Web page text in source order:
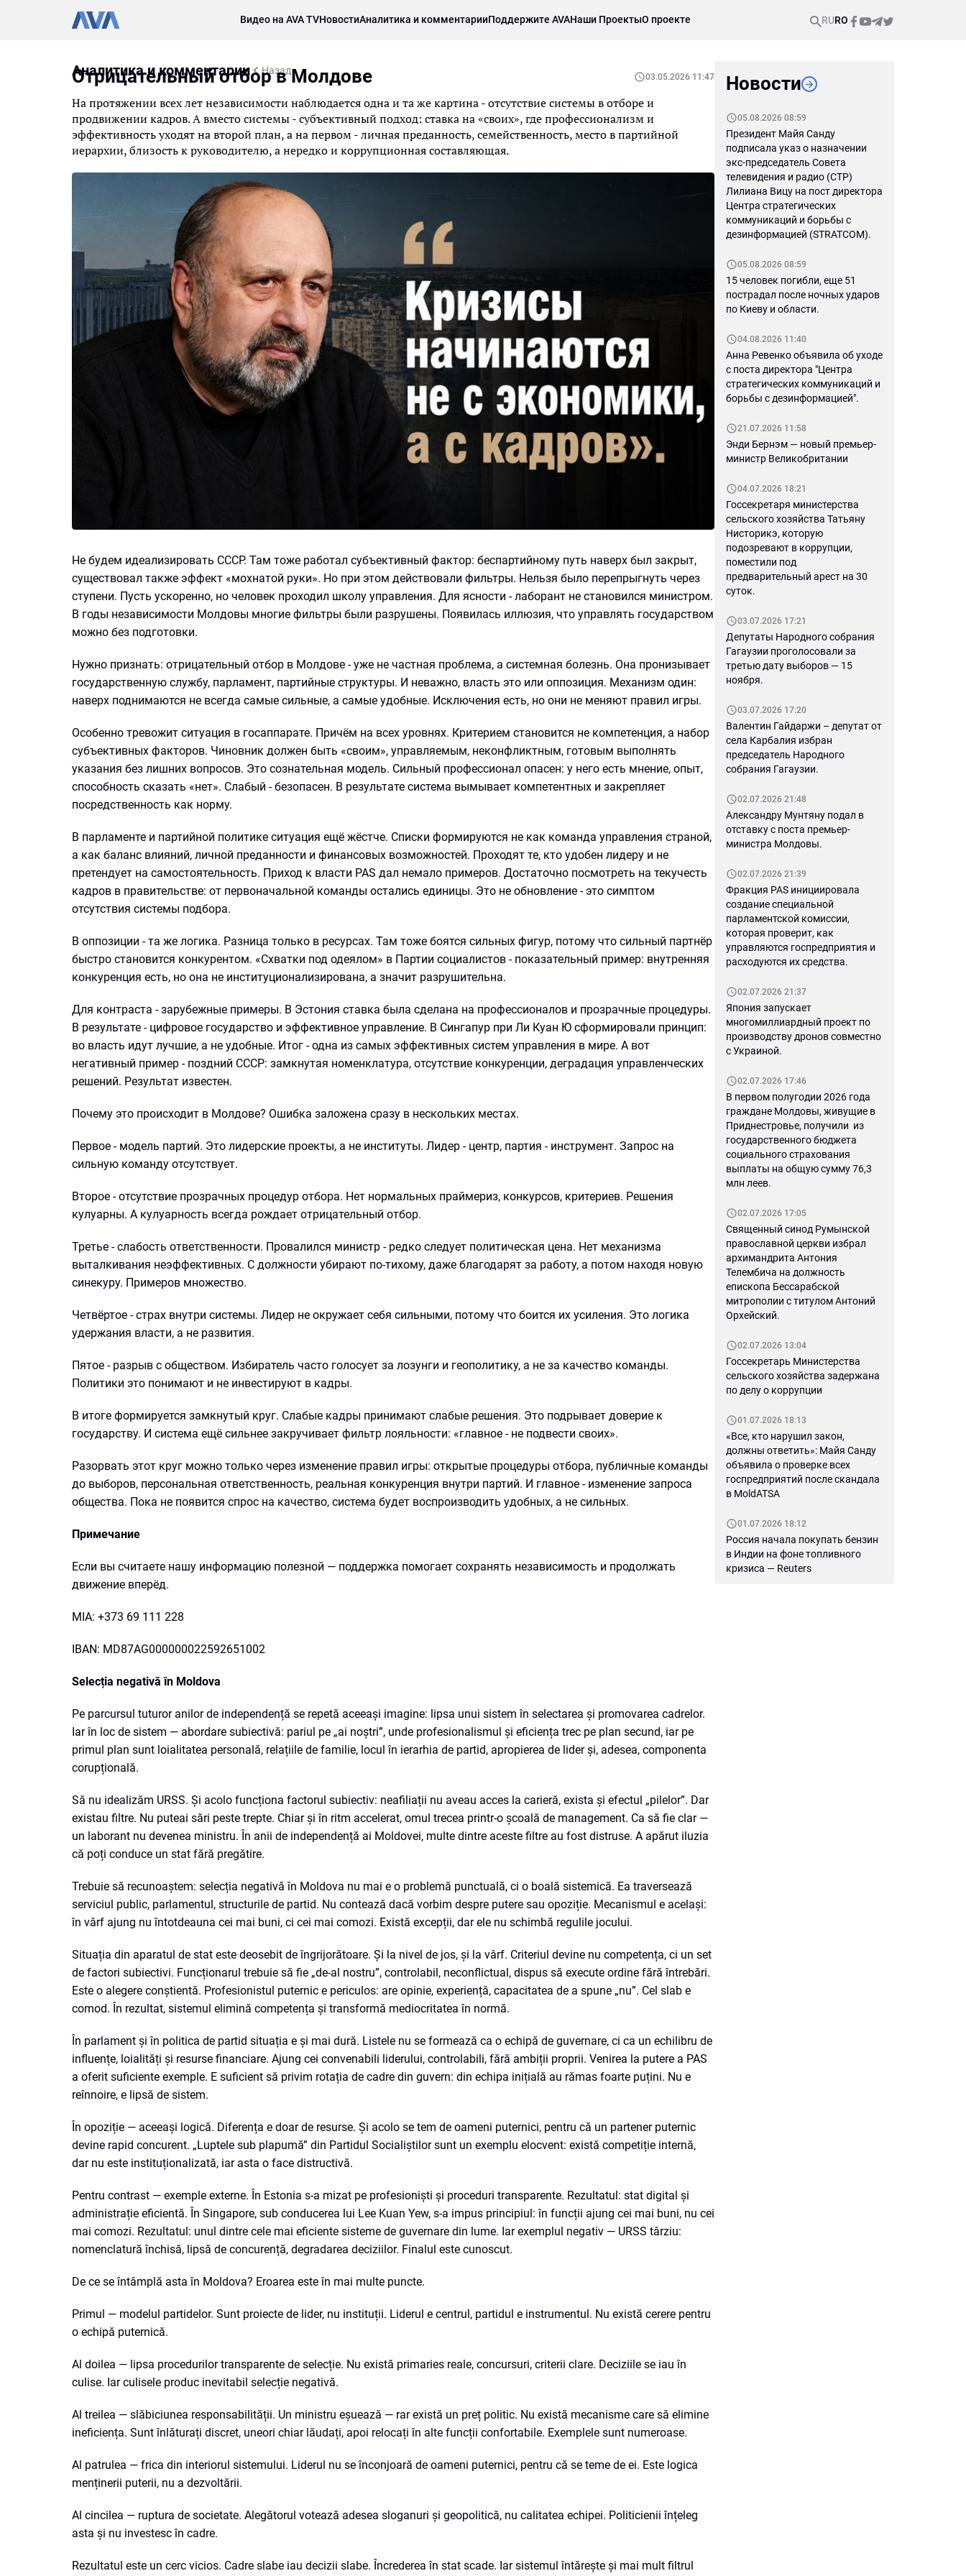
Видео на AVA TVНовостиАналитика и комментарииПоддержите AVAНаши ПроектыО проекте RURO
Аналитика и комментарии Назад
Отрицательный отбор в Молдове 03.05.2026 11:47
На протяжении всех лет независимости наблюдается одна и та же картина - отсутствие системы в отборе и
продвижении кадров. А вместо системы - субъективный подход: ставка на «своих», где профессионализм и
эффективность уходят на второй план, а на первом - личная преданность, семейственность, место в партийной
иерархии, близость к руководителю, а нередко и коррупционная составляющая.
Не будем идеализировать СССР. Там тоже работал субъективный фактор: беспартийному путь наверх был закрыт,
существовал также эффект «мохнатой руки». Но при этом действовали фильтры. Нельзя было перепрыгнуть через
ступени. Пусть ускоренно, но человек проходил школу управления. Для ясности - лаборант не становился министром.
В годы независимости Молдовы многие фильтры были разрушены. Появилась иллюзия, что управлять государством
можно без подготовки.
Нужно признать: отрицательный отбор в Молдове - уже не частная проблема, а системная болезнь. Она пронизывает
государственную службу, парламент, партийные структуры. И неважно, власть это или оппозиция. Механизм один:
наверх поднимаются не всегда самые сильные, а самые удобные. Исключения есть, но они не меняют правил игры.
Особенно тревожит ситуация в госаппарате. Причём на всех уровнях. Критерием становится не компетенция, а набор
субъективных факторов. Чиновник должен быть «своим», управляемым, неконфликтным, готовым выполнять
указания без лишних вопросов. Это сознательная модель. Сильный профессионал опасен: у него есть мнение, опыт,
способность сказать «нет». Слабый - безопасен. В результате система вымывает компетентных и закрепляет
посредственность как норму.
В парламенте и партийной политике ситуация ещё жёстче. Списки формируются не как команда управления страной,
а как баланс влияний, личной преданности и финансовых возможностей. Проходят те, кто удобен лидеру и не
претендует на самостоятельность. Приход к власти PAS дал немало примеров. Достаточно посмотреть на текучесть
кадров в правительстве: от первоначальной команды остались единицы. Это не обновление - это симптом
отсутствия системы подбора.
В оппозиции - та же логика. Разница только в ресурсах. Там тоже боятся сильных фигур, потому что сильный партнёр
быстро становится конкурентом. «Схватки под одеялом» в Партии социалистов - показательный пример: внутренняя
конкуренция есть, но она не институционализирована, а значит разрушительна.
Для контраста - зарубежные примеры. В Эстония ставка была сделана на профессионалов и прозрачные процедуры.
В результате - цифровое государство и эффективное управление. В Сингапур при Ли Куан Ю сформировали принцип:
во власть идут лучшие, а не удобные. Итог - одна из самых эффективных систем управления в мире. А вот
негативный пример - поздний СССР: замкнутая номенклатура, отсутствие конкуренции, деградация управленческих
решений. Результат известен.
Почему это происходит в Молдове? Ошибка заложена сразу в нескольких местах.
Первое - модель партий. Это лидерские проекты, а не институты. Лидер - центр, партия - инструмент. Запрос на
сильную команду отсутствует.
Второе - отсутствие прозрачных процедур отбора. Нет нормальных праймериз, конкурсов, критериев. Решения
кулуарны. А кулуарность всегда рождает отрицательный отбор.
Третье - слабость ответственности. Провалился министр - редко следует политическая цена. Нет механизма
выталкивания неэффективных. С должности убирают по-тихому, даже благодарят за работу, а потом находя новую
синекуру. Примеров множество.
Четвёртое - страх внутри системы. Лидер не окружает себя сильными, потому что боится их усиления. Это логика
удержания власти, а не развития.
Пятое - разрыв с обществом. Избиратель часто голосует за лозунги и геополитику, а не за качество команды.
Политики это понимают и не инвестируют в кадры.
В итоге формируется замкнутый круг. Слабые кадры принимают слабые решения. Это подрывает доверие к
государству. И система ещё сильнее закручивает фильтр лояльности: «главное - не подвести своих».
Разорвать этот круг можно только через изменение правил игры: открытые процедуры отбора, публичные команды
до выборов, персональная ответственность, реальная конкуренция внутри партий. И главное - изменение запроса
общества. Пока не появится спрос на качество, система будет воспроизводить удобных, а не сильных.
Примечание
Если вы считаете нашу информацию полезной — поддержка помогает сохранять независимость и продолжать
движение вперёд.
MIA: +373 69 111 228
IBAN: MD87AG000000022592651002
Selecția negativă în Moldova
Pe parcursul tuturor anilor de independență se repetă aceeași imagine: lipsa unui sistem în selectarea și promovarea cadrelor.
Iar în loc de sistem — abordare subiectivă: pariul pe „ai noștri”, unde profesionalismul și eficiența trec pe plan secund, iar pe
primul plan sunt loialitatea personală, relațiile de familie, locul în ierarhia de partid, apropierea de lider și, adesea, componenta
corupțională.
Să nu idealizăm URSS. Și acolo funcționa factorul subiectiv: neafiliații nu aveau acces la carieră, exista și efectul „pilelor”. Dar
existau filtre. Nu puteai sări peste trepte. Chiar și în ritm accelerat, omul trecea printr-o școală de management. Ca să fie clar —
un laborant nu devenea ministru. În anii de independență ai Moldovei, multe dintre aceste filtre au fost distruse. A apărut iluzia
că poți conduce un stat fără pregătire.
Trebuie să recunoaștem: selecția negativă în Moldova nu mai e o problemă punctuală, ci o boală sistemică. Ea traversează
serviciul public, parlamentul, structurile de partid. Nu contează dacă vorbim despre putere sau opoziție. Mecanismul e același:
în vârf ajung nu întotdeauna cei mai buni, ci cei mai comozi. Există excepții, dar ele nu schimbă regulile jocului.
Situația din aparatul de stat este deosebit de îngrijorătoare. Și la nivel de jos, și la vârf. Criteriul devine nu competența, ci un set
de factori subiectivi. Funcționarul trebuie să fie „de-al nostru”, controlabil, neconflictual, dispus să execute ordine fără întrebări.
Este o alegere conștientă. Profesionistul puternic e periculos: are opinie, experiență, capacitatea de a spune „nu”. Cel slab e
comod. În rezultat, sistemul elimină competența și transformă mediocritatea în normă.
În parlament și în politica de partid situația e și mai dură. Listele nu se formează ca o echipă de guvernare, ci ca un echilibru de
influențe, loialități și resurse financiare. Ajung cei convenabili liderului, controlabili, fără ambiții proprii. Venirea la putere a PAS
a oferit suficiente exemple. E suficient să privim rotația de cadre din guvern: din echipa inițială au rămas foarte puțini. Nu e
reînnoire, e lipsă de sistem.
În opoziție — aceeași logică. Diferența e doar de resurse. Și acolo se tem de oameni puternici, pentru că un partener puternic
devine rapid concurent. „Luptele sub plapumă” din Partidul Socialiștilor sunt un exemplu elocvent: există competiție internă,
dar nu este instituționalizată, iar asta o face distructivă.
Pentru contrast — exemple externe. În Estonia s-a mizat pe profesioniști și proceduri transparente. Rezultatul: stat digital și
administrație eficientă. În Singapore, sub conducerea lui Lee Kuan Yew, s-a impus principiul: în funcții ajung cei mai buni, nu cei
mai comozi. Rezultatul: unul dintre cele mai eficiente sisteme de guvernare din lume. Iar exemplul negativ — URSS târziu:
nomenclatură închisă, lipsă de concurență, degradarea deciziilor. Finalul este cunoscut.
De ce se întâmplă asta în Moldova? Eroarea este în mai multe puncte.
Primul — modelul partidelor. Sunt proiecte de lider, nu instituții. Liderul e centrul, partidul e instrumentul. Nu există cerere pentru
o echipă puternică.
Al doilea — lipsa procedurilor transparente de selecție. Nu există primaries reale, concursuri, criterii clare. Deciziile se iau în
culise. Iar culisele produc inevitabil selecție negativă.
Al treilea — slăbiciunea responsabilității. Un ministru eșuează — rar există un preț politic. Nu există mecanisme care să elimine
ineficiența. Sunt înlăturați discret, uneori chiar lăudați, apoi relocați în alte funcții confortabile. Exemplele sunt numeroase.
Al patrulea — frica din interiorul sistemului. Liderul nu se înconjoară de oameni puternici, pentru că se teme de ei. Este logica
menținerii puterii, nu a dezvoltării.
Al cincilea — ruptura de societate. Alegătorul votează adesea sloganuri și geopolitică, nu calitatea echipei. Politicienii înțeleg
asta și nu investesc în cadre.
Rezultatul este un cerc vicios. Cadre slabe iau decizii slabe. Încrederea în stat scade. Iar sistemul întărește și mai mult filtrul
Новости
05.08.2026 08:59
Президент Майя Санду
подписала указ о назначении
экс-председатель Совета
телевидения и радио (СТР)
Лилиана Вицу на пост директора
Центра стратегических
коммуникаций и борьбы с
дезинформацией (STRATCOM).
05.08.2026 08:59
15 человек погибли, еще 51
пострадал после ночных ударов
по Киеву и области.
04.08.2026 11:40
Анна Ревенко объявила об уходе
с поста директора "Центра
стратегических коммуникаций и
борьбы с дезинформацией".
21.07.2026 11:58
Энди Бернэм — новый премьер-
министр Великобритании
04.07.2026 18:21
Госсекретаря министерства
сельского хозяйства Татьяну
Нисторикэ, которую
подозревают в коррупции,
поместили под
предварительный арест на 30
суток.
03.07.2026 17:21
Депутаты Народного собрания
Гагаузии проголосовали за
третью дату выборов — 15
ноября.
03.07.2026 17:20
Валентин Гайдаржи – депутат от
села Карбалия избран
председатель Народного
собрания Гагаузии.
02.07.2026 21:48
Александру Мунтяну подал в
отставку с поста премьер-
министра Молдовы.
02.07.2026 21:39
Фракция PAS инициировала
создание специальной
парламентской комиссии,
которая проверит, как
управляются госпредприятия и
расходуются их средства.
02.07.2026 21:37
Япония запускает
многомиллиардный проект по
производству дронов совместно
с Украиной.
02.07.2026 17:46
В первом полугодии 2026 года
граждане Молдовы, живущие в
Приднестровье, получили из
государственного бюджета
социального страхования
выплаты на общую сумму 76,3
млн леев.
02.07.2026 17:05
Священный синод Румынской
православной церкви избрал
архимандрита Антония
Телембича на должность
епископа Бессарабской
митрополии с титулом Антоний
Орхейский.
02.07.2026 13:04
Госсекретарь Министерства
сельского хозяйства задержана
по делу о коррупции
01.07.2026 18:13
«Все, кто нарушил закон,
должны ответить»: Майя Санду
объявила о проверке всех
госпредприятий после скандала
в MoldATSA
01.07.2026 18:12
Россия начала покупать бензин
в Индии на фоне топливного
кризиса — Reuters